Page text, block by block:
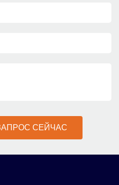
СЕЙЧАС